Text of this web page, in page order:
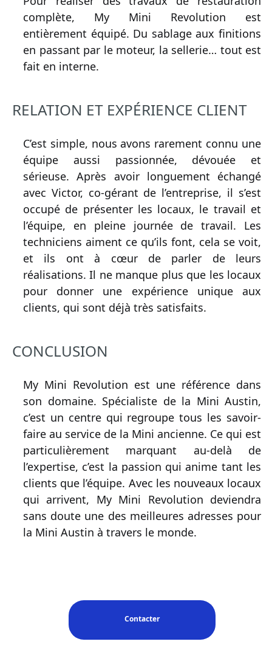
complète, My Mini Revolution est
entièrement équipé. Du sablage aux finitions
en passant par le moteur, la sellerie… tout est
fait en interne.
RELATION ET EXPÉRIENCE CLIENT
C’est simple, nous avons rarement connu une
équipe aussi passionnée, dévouée et
sérieuse. Après avoir longuement échangé
avec Victor, co-gérant de l’entreprise, il s’est
occupé de présenter les locaux, le travail et
l’équipe, en pleine journée de travail. Les
techniciens aiment ce qu’ils font, cela se voit,
et ils ont à cœur de parler de leurs
réalisations. Il ne manque plus que les locaux
pour donner une expérience unique aux
clients, qui sont déjà très satisfaits.
CONCLUSION
My Mini Revolution est une référence dans
son domaine. Spécialiste de la Mini Austin,
c’est un centre qui regroupe tous les savoir-
faire au service de la Mini ancienne. Ce qui est
particulièrement marquant au-delà de
l’expertise, c’est la passion qui anime tant les
clients que l’équipe. Avec les nouveaux locaux
qui arrivent, My Mini Revolution deviendra
sans doute une des meilleures adresses pour
la Mini Austin à travers le monde.
Contacter